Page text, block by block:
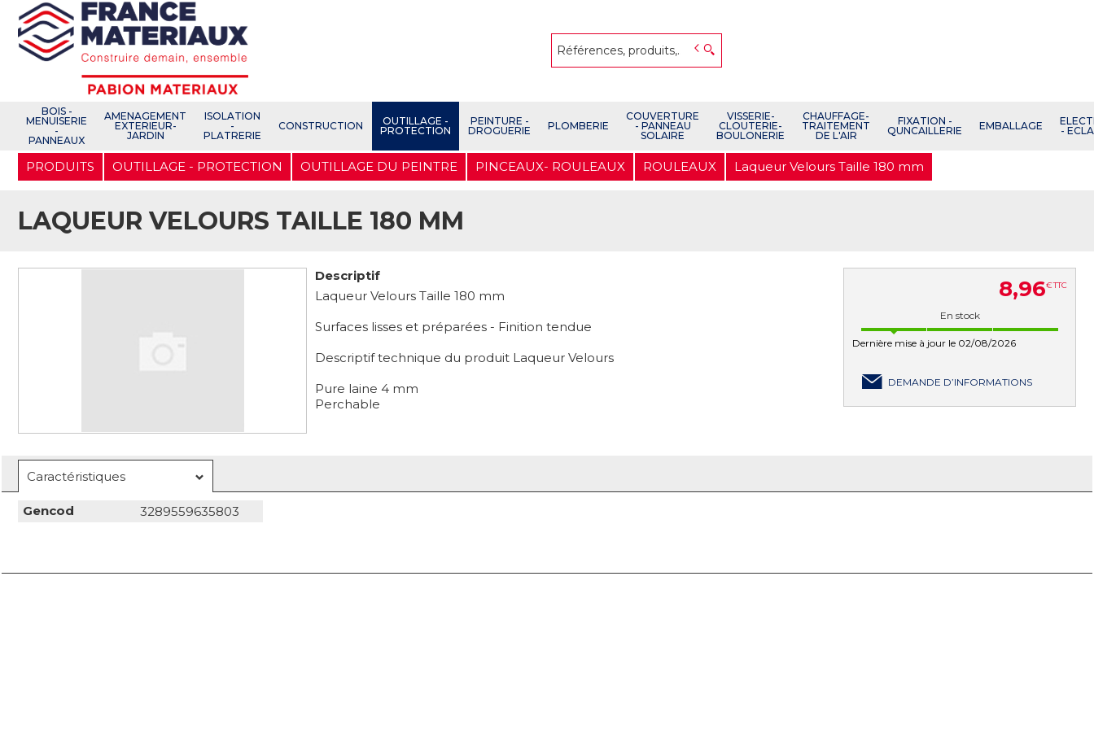
Aller
contenu
BOIS -
MENUISERIE
-
PANNEAUX
AMENAGEMENT
EXTERIEUR-
JARDIN
ISOLATION
-
PLATRERIE
CONSTRUCTION
OUTILLAGE -
PROTECTION
PEINTURE -
DROGUERIE
PLOMBERIE
COUVERTURE
- PANNEAU
SOLAIRE
VISSERIE-
CLOUTERIE-
BOULONERIE
CHAUFFAGE-
TRAITEMENT
DE L'AIR
FIXATION -
QUNCAILLERIE
EMBALLAGE
-
PRODUITS OUTILLAGE - PROTECTION OUTILLAGE DU PEINTRE PINCEAUX- ROULEAUX ROULEAUX Laqueur Velours Taille 180 mm
LAQUEUR VELOURS TAILLE 180 MM
Descriptif
Laqueur Velours Taille 180 mm
Surfaces lisses et préparées - Finition tendue
Descriptif technique du produit Laqueur Velours
Pure laine 4 mm
Perchable
8,96€TTC
En stock
Dernière mise à jour le 02/08/2026
DEMANDE D’INFORMATIONS
Caractéristiques
Gencod 3289559635803